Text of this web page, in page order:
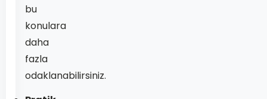
bu
konulara
daha
fazla
odaklanabilirsiniz.